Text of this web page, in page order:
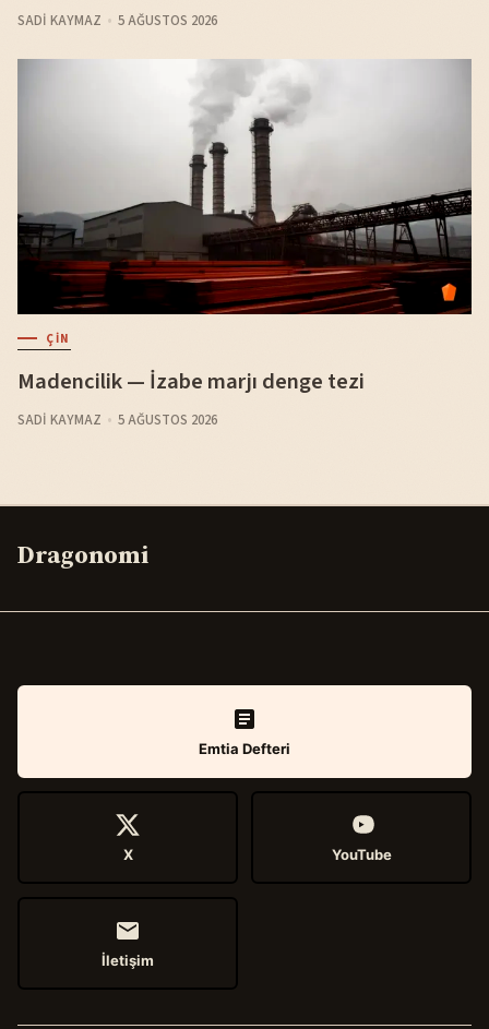
SADI KAYMAZ 5 AĞUSTOS 2026
ÇIN
Madencilik — İzabe marjı denge tezi
SADI KAYMAZ 5 AĞUSTOS 2026
Dragonomi
Emtia Defteri
X YouTube
İletişim